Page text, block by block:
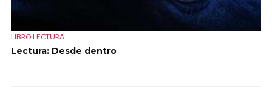
LIBRO LECTURA
Lectura: Desde dentro